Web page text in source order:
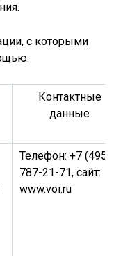
с которыми
Контактные
данные
Телефон: +7 (495)
787-21-71, сайт:
www.voi.ru